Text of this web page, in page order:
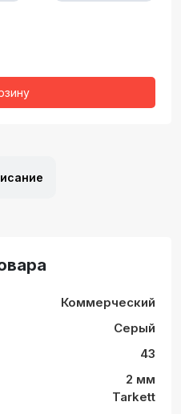
Коммерческий
Серый
43
2 мм
Tarkett